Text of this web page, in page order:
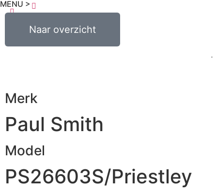
MENU >
Naar overzicht
0,00 0
Merk
Paul Smith
Model
PS26603S/Priestley